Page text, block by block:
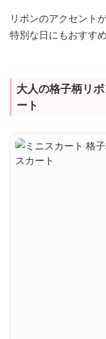
リボンのアクセント
特別な日にもおすす
大人の格子柄リ
ート